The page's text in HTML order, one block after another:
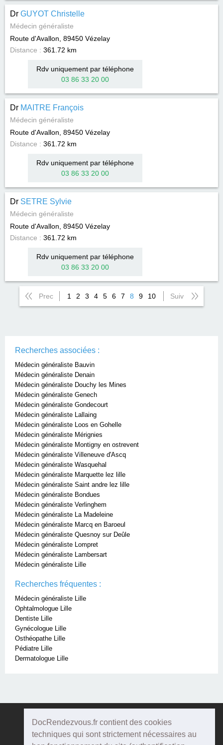
DocRendezvous.fr contient des cookies
techniques qui sont strictement nécessaires au
Dr GUYOT Christelle
Médecin généraliste
Route d'Avallon, 89450 Vézelay
Distance : 361.72 km
Rdv uniquement par téléphone
03 86 33 20 00
Dr MAITRE François
Médecin généraliste
Route d'Avallon, 89450 Vézelay
Distance : 361.72 km
Rdv uniquement par téléphone
03 86 33 20 00
Dr SETRE Sylvie
Médecin généraliste
Route d'Avallon, 89450 Vézelay
Distance : 361.72 km
Rdv uniquement par téléphone
03 86 33 20 00
Prec 1 2 3 4 5 6 7 8 9 10 Suiv
Recherches associées :
Médecin généraliste Bauvin
Médecin généraliste Denain
Médecin généraliste Douchy les Mines
Médecin généraliste Genech
Médecin généraliste Gondecourt
Médecin généraliste Lallaing
Médecin généraliste Loos en Gohelle
Médecin généraliste Mérignies
Médecin généraliste Montigny en ostrevent
Médecin généraliste Villeneuve d'Ascq
Médecin généraliste Wasquehal
Médecin généraliste Marquette lez lille
Médecin généraliste Saint andre lez lille
Médecin généraliste Bondues
Médecin généraliste Verlinghem
Médecin généraliste La Madeleine
Médecin généraliste Marcq en Baroeul
Médecin généraliste Quesnoy sur Deûle
Médecin généraliste Lompret
Médecin généraliste Lambersart
Médecin généraliste Lille
Recherches fréquentes :
Médecin généraliste Lille
Ophtalmologue Lille
Dentiste Lille
Gynécologue Lille
Osthéopathe Lille
Pédiatre Lille
Dermatologue Lille
DocRendezvous